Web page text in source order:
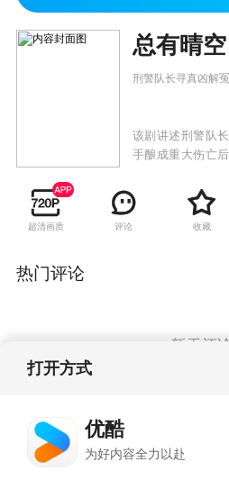
总有晴空
刑警队长寻真凶解
该剧讲述刑警队
手酿成重大伤亡
超清画质 评论 收藏
热门评论
暂无评论
打开方式
优酷
为好内容全力以赴